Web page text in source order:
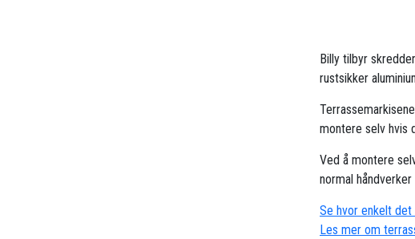
Billy tilbyr
rustsikker
montere selv hvis
Ved å montere
normal
Se hvor enkelt det
Les mer om